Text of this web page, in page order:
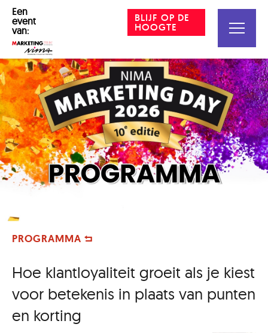
BLIJF OP DE
HOOGTE
Een
event
van:
PROGRAMMA
Hoe klantloyaliteit groeit als je kiest
voor betekenis in plaats van punten
en korting